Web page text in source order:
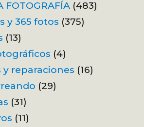
FOTOGRAFÍA (483)
y 365 fotos (375)
(13)
(4)
y reparaciones (16)
(29)
(31)
(11)